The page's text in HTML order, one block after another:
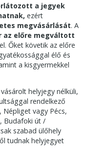
a jegyek
ezért
megvásárlását. A
az előre megváltott
Őket követik az előre
élő és
a kisgyermekkel
helyjegy nélküli,
rendelkező
Népliget vagy Pécs,
Budafoki út /
szabad ülőhely
tudnak helyjegyet